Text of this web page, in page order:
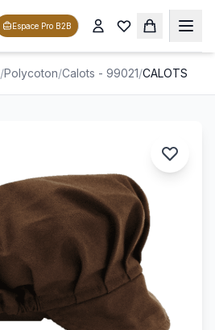
Espace Pro B2B
/Polycoton/Calots - 99021/CALOTS